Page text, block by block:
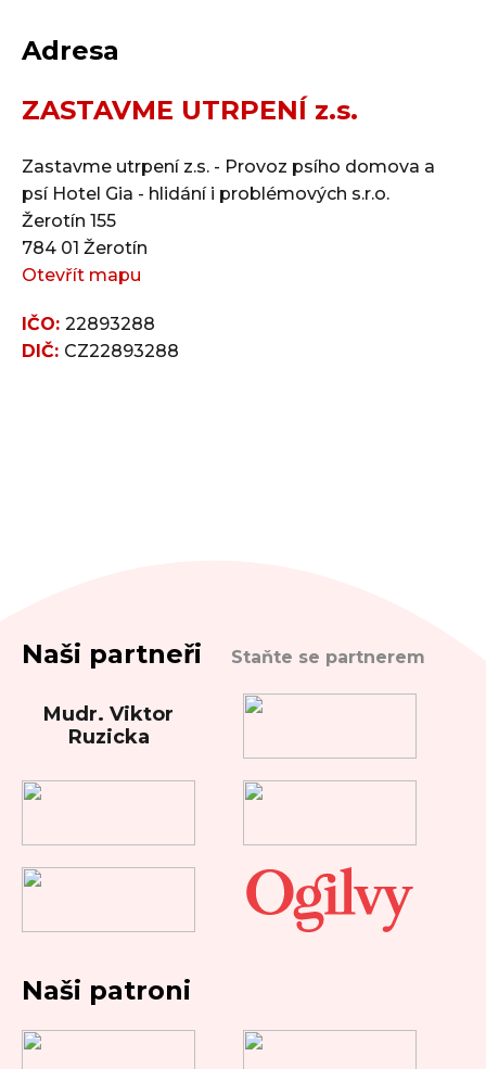
Adresa
ZASTAVME UTRPENÍ z.s.
Zastavme utrpení z.s. - Provoz psího domova a
psí Hotel Gia - hlidání i problémových s.r.o.
Žerotín 155
784 01 Žerotín
Otevřít mapu
IČO: 22893288
DIČ: CZ22893288
Naši partneři Staňte se partnerem
Mudr. Viktor
Ruzicka
Naši patroni